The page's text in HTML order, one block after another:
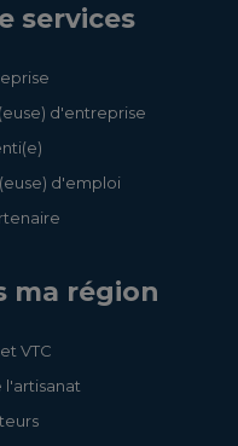
services
d'entreprise
d'emploi
ma région
VTC
l'artisanat